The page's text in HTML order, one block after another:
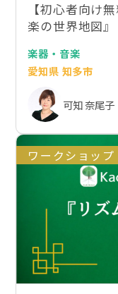
【初心者向け
楽の世界地図』
楽器・音楽
愛知県 知多市
可知 奈尾子
ワークショップ